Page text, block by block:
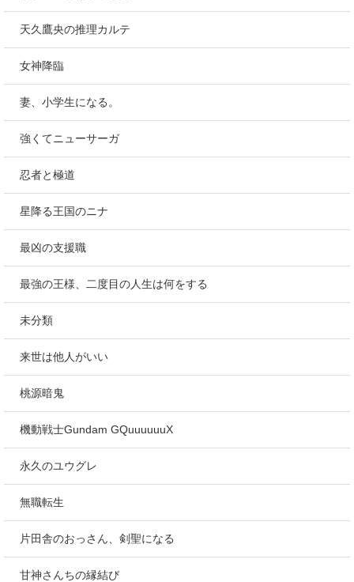
天久鷹央の推理カルテ
女神降臨
妻、小学生になる。
強くてニューサーガ
忍者と極道
星降る王国のニナ
最凶の支援職
最強の王様、二度目の人生は何をする
未分類
来世は他人がいい
桃源暗鬼
機動戦士Gundam GQuuuuuuX
永久のユウグレ
無職転生
片田舎のおっさん、剣聖になる
甘神さんちの縁結び